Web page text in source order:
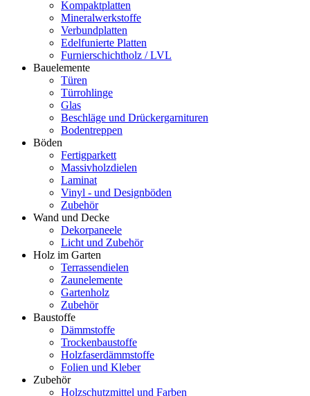
Kompaktplatten
Mineralwerkstoffe
Verbundplatten
Edelfunierte Platten
Furnierschichtholz / LVL
Bauelemente
Türen
Türrohlinge
Glas
Beschläge und Drückergarnituren
Bodentreppen
Böden
Fertigparkett
Massivholzdielen
Laminat
Vinyl - und Designböden
Zubehör
Wand und Decke
Dekorpaneele
Licht und Zubehör
Holz im Garten
Terrassendielen
Zaunelemente
Gartenholz
Zubehör
Baustoffe
Dämmstoffe
Trockenbaustoffe
Holzfaserdämmstoffe
Folien und Kleber
Zubehör
Holzschutzmittel und Farben